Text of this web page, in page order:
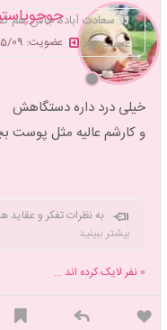
عضویت: 1398/05/09
سعادت آباده جاش هم
عجیب بود
خیلی درد داره دستگاهش
و کارشم عالیه مثل پوست
به نظرات تفکر و عقاید
متفاوت زندگی کنیم وبیشتر ببینید
0 نفر لایک کرده اند ...